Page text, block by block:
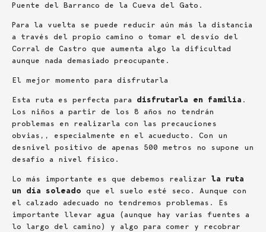
Puente del Barranco de la Cueva del Gato.
Para la vuelta se puede reducir aún más la distancia
a través del propio camino o tomar el desvío del
Corral de Castro que aumenta algo la dificultad
aunque nada demasiado preocupante.
El mejor momento para disfrutarla
Esta ruta es perfecta para disfrutarla en familia .
Los niños a partir de los 8 años no tendrán
problemas en realizarla con las precauciones
obvias,, especialmente en el acueducto. Con un
desnivel positivo de apenas 500 metros no supone un
desafío a nivel físico.
Lo más importante es que debemos realizar la ruta
un día soleado que el suelo esté seco. Aunque con
el calzado adecuado no tendremos problemas. Es
importante llevar agua (aunque hay varias fuentes a
lo largo del camino) y algo para comer y recobrar